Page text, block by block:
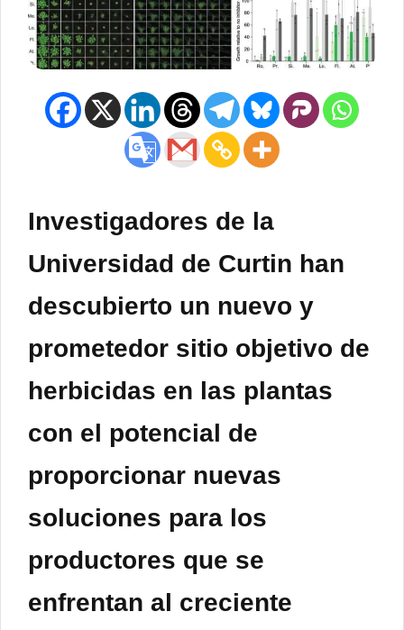
Investigadores de la
Universidad de Curtin han
descubierto un nuevo y
prometedor sitio objetivo de
herbicidas en las plantas
con el potencial de
proporcionar nuevas
soluciones para los
productores que se
enfrentan al creciente